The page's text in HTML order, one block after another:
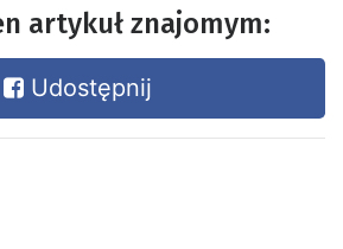
artykuł znajomym:
Udostępnij